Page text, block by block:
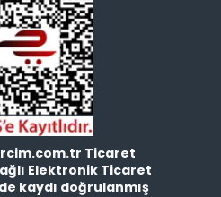
Ticaret
Elektronik Ticaret
kaydı doğrulanmış